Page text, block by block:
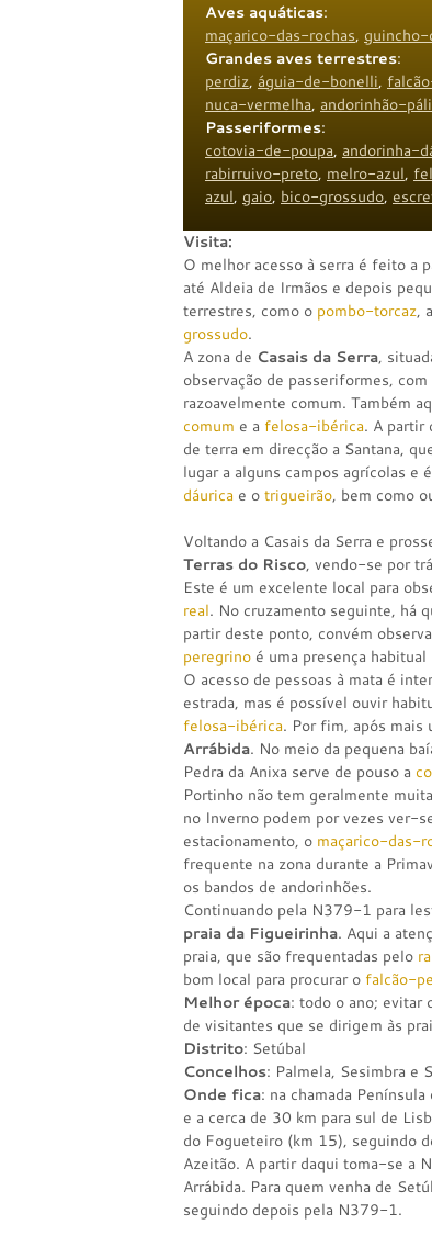
Aves aquáticas:
maçarico-das-rochas, guincho-
Grandes aves terrestres:
perdiz, águia-de-bonelli,
nuca-vermelha, andorinhão-
Passeriformes:
cotovia-de-poupa, andorinha-
rabirruivo-preto, melro-azul,
azul, gaio, bico-grossudo,
Visita:
O melhor acesso à serra é feito a
até Aldeia de Irmãos e depois
terrestres, como o pombo-torcaz, a
grossudo.
A zona de Casais da Serra,
observação de passeriformes,
razoavelmente comum. Também
comum e a felosa-ibérica. A partir
de terra em direcção a Santana,
lugar a alguns campos agrícolas e
dáurica e o trigueirão, bem como
Voltando a Casais da Serra e
Terras do Risco, vendo-se por
Este é um excelente local para
real. No cruzamento seguinte, há
partir deste ponto, convém
peregrino é uma presença habitual
O acesso de pessoas à mata é
estrada, mas é possível ouvir
felosa-ibérica. Por fim, após mais
Arrábida. No meio da pequena
Pedra da Anixa serve de pouso a
Portinho não tem geralmente
no Inverno podem por vezes ver-
estacionamento, o maçarico-das-
frequente na zona durante a
os bandos de andorinhões.
Continuando pela N379-1 para
praia da Figueirinha. Aqui a
praia, que são frequentadas pelo
bom local para procurar o falcão-
Melhor época: todo o ano; evitar
de visitantes que se dirigem às
Distrito: Setúbal
Concelhos: Palmela, Sesimbra e
Onde fica: na chamada
e a cerca de 30 km para sul de
do Fogueteiro (km 15), seguindo
Azeitão. A partir daqui toma-se a
Arrábida. Para quem venha de
seguindo depois pela N379-1.